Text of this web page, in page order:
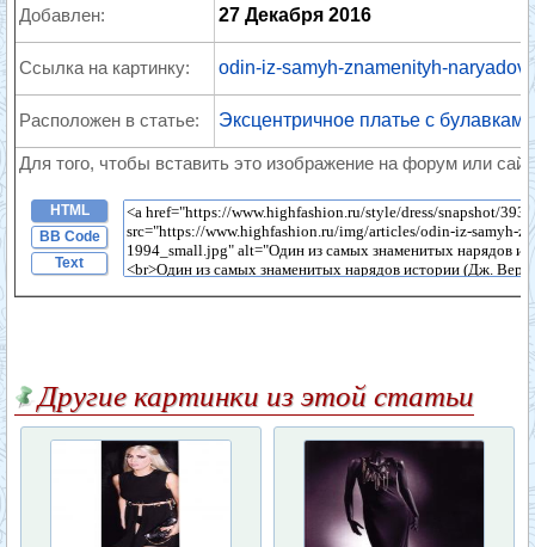
Добавлен: 27 Декабря 2016
Ссылка на картинку: odin-iz-samyh-znamenityh-
Расположен в статье: Эксцентричное платье с
Для того, чтобы вставить это изображение на форум или
HTML
BB Code
Text
Другие картинки из этой статьи